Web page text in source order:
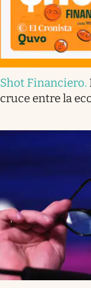
Shot Financiero.
cruce entre la